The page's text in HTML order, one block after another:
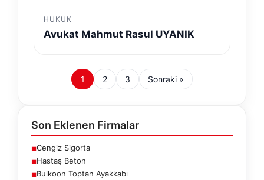
HUKUK
Avukat Mahmut Rasul UYANIK
1 2 3 Sonraki »
Son Eklenen Firmalar
■Cengiz Sigorta
■Hastaş Beton
■Bulkoon Toptan Ayakkabı